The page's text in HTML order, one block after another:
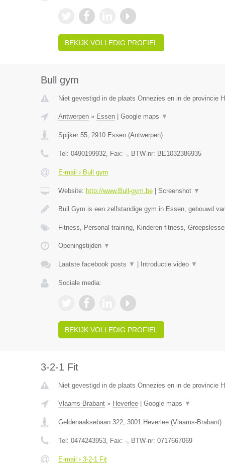
BEKIJK VOLLEDIG PROFIEL
Bull gym
Niet gevestigd in de plaats Onnezies en in de provincie
Antwerpen» Essen| Google maps ▼
Spijker 55, 2910 Essen(Antwerpen)
Tel: 0490199932, Fax: -, BTW-nr: BE1032386935
E-mail › Bull gym
Website: http://www.Bull-gym.be| Screenshot ▼
Bull Gym is een zelfstandige gym in Essen, gebouwd
Fitness, Personal training, Kinderen fitness,
Openingstijden ▼
Laatste facebook posts ▼ Introductie video ▼
Sociale media:
BEKIJK VOLLEDIG PROFIEL
3-2-1 Fit
Niet gevestigd in de plaats Onnezies en in de provincie
Vlaams-Brabant» Heverlee| Google maps ▼
Geldenaaksebaan 322, 3001 Heverlee(Vlaams-Brabant)
Tel: 0474243953, Fax: -, BTW-nr: 0717667069
E-mail › 3-2-1 Fit